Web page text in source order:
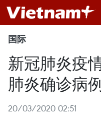
国际
新冠肺炎疫
肺炎确诊病
20/03/2020 02:51